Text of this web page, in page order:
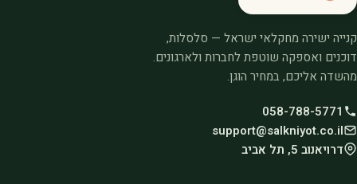
קנייה ישירה מחקלאי ישראל — סלסלות,
דוכנים ואספקה שוטפת לחברות ולארגונים.
מהשדה אליכם, במחיר הוגן.
058-788-5771
support@salkniyot.co.il
דרויאנוב 5, תל אביב